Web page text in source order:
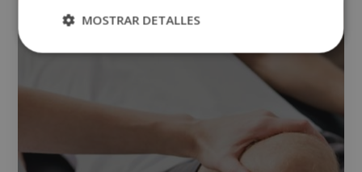
MOSTRAR DETALLES